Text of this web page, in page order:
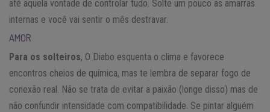
até aquela vontade de controlar tudo. Solte um pouco as amarras
internas e você vai sentir o mês destravar.
AMOR
Para os solteiros, O Diabo esquenta o clima e favorece
encontros cheios de química, mas te lembra de separar fogo de
conexão real. Não se trata de evitar a paixão (longe disso) mas de
não confundir intensidade com compatibilidade. Se pintar alguém